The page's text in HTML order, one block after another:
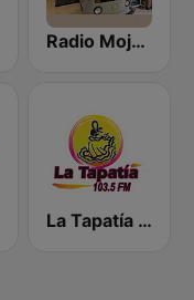
Radio Mojarra
La Tapatía 103.5 FM